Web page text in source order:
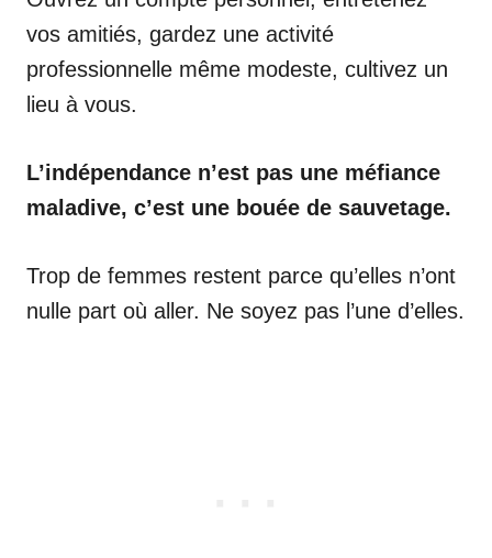
vos amitiés, gardez une activité
professionnelle même modeste, cultivez un
lieu à vous.
L’indépendance n’est pas une méfiance
maladive, c’est une bouée de sauvetage.
Trop de femmes restent parce qu’elles n’ont
nulle part où aller. Ne soyez pas l’une d’elles.